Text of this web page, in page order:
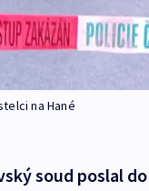
na Hané
soud poslal